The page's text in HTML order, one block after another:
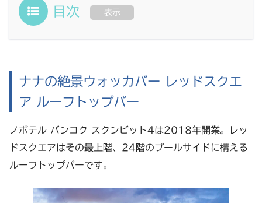
目次 表示
ナナの絶景ウォッカバー レッドスクエ
ア ルーフトップバー
ノボテル バンコク スクンビット4は2018年開業。レッ
ドスクエアはその最上階、24階のプールサイドに構える
ルーフトップバーです。